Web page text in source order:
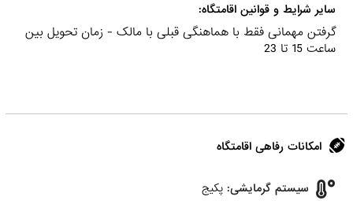
سایر شرایط و قوانین اقامتگاه:
گرفتن مهمانی فقط با هماهنگی قبلی با مالک - زمان تحویل بین
ساعت 15 تا 23
امکانات رفاهی اقامتگاه
سیستم گرمایشی: پکیج